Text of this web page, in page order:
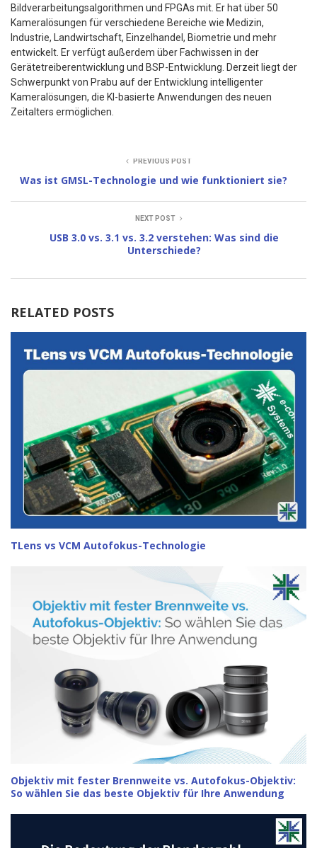
Bildverarbeitungsalgorithmen und FPGAs mit. Er hat über 50
Kameralösungen für verschiedene Bereiche wie Medizin,
Industrie, Landwirtschaft, Einzelhandel, Biometrie und mehr
entwickelt. Er verfügt außerdem über Fachwissen in der
Gerätetreiberentwicklung und BSP-Entwicklung. Derzeit liegt der
Schwerpunkt von Prabu auf der Entwicklung intelligenter
Kameralösungen, die KI-basierte Anwendungen des neuen
Zeitalters ermöglichen.
PREVIOUS POST
Was ist GMSL-Technologie und wie funktioniert sie?
NEXT POST
USB 3.0 vs. 3.1 vs. 3.2 verstehen: Was sind die
Unterschiede?
RELATED POSTS
TLens vs VCM Autofokus-Technologie
Objektiv mit fester Brennweite vs. Autofokus-Objektiv:
So wählen Sie das beste Objektiv für Ihre Anwendung